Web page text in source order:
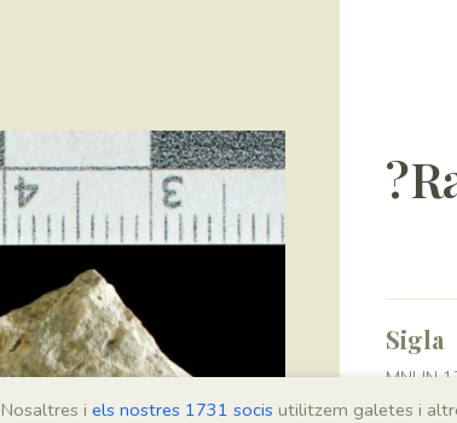
Sigla
MNHN
Nosaltres i els nostres 1731 socis utilitzem galetes i